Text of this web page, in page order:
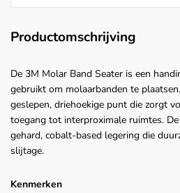
Productomschrijving
De 3M Molar Band Seater is een
gebruikt om molaarbanden te
geslepen, driehoekige punt die zorgt
toegang tot interproximale ruimtes.
gehard, cobalt-based legering die
slijtage.
Kenmerken